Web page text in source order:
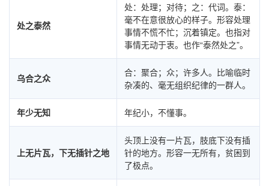
处之泰然
处：处理；对待；之：代词。泰：
毫不在意很放心的样子。形容处理
事情不慌不忙；沉着镇定。也指对
事情无动于衷。也作“泰然处之”。
乌合之众
合：聚合；众；许多人。比喻临时
杂凑的、毫无组织纪律的一群人。
年少无知 年纪小，不懂事。
上无片瓦，下无插针之地
头顶上没有一片瓦，肢底下没有插
针的地方。形容一无所有，贫困到
了极点。